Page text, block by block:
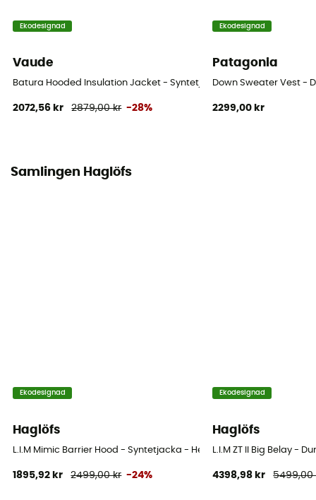
Kapuschong
Fickor
Ekodesignad
Vaude
Batura Hooded Insulation Jacket - Syntetjacka - Herr
2072,56 kr 2879,00 kr -28%
Ekodesignad
Patagonia
Down Sweater Vest -
2299,00 kr
Samlingen Haglöfs
Ekodesignad
Haglöfs
L.I.M Mimic Barrier Hood - Syntetjacka - Herr
1895,92 kr 2499,00 kr -24%
Ekodesignad
Haglöfs
L.I.M ZT II Big Belay -
4398,98 kr 5499,00